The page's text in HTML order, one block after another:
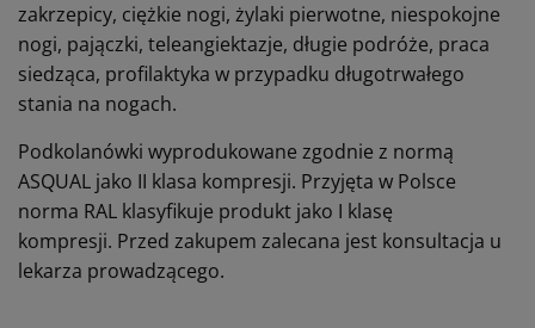
zakrzepicy, ciężkie nogi, żylaki pierwotne, niespokojne
nogi, pajączki, teleangiektazje, długie podróże, praca
siedząca, profilaktyka w przypadku długotrwałego
stania na nogach.
Podkolanówki wyprodukowane zgodnie z normą
ASQUAL jako II klasa kompresji. Przyjęta w Polsce
norma RAL klasyfikuje produkt jako I klasę
kompresji. Przed zakupem zalecana jest konsultacja u
lekarza prowadzącego.